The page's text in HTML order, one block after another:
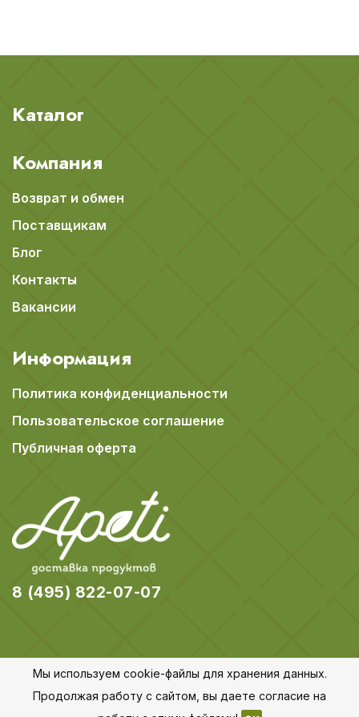
Каталог
Компания
Возврат и обмен
Поставщикам
Блог
Контакты
Вакансии
Информация
Политика конфиденциальности
Пользовательское соглашение
Публичная оферта
8 (495) 822-07-07
© 2018-2026 Apeti.ru,Карта сайта
Мы используем cookie-файлы для хранения данных.
Продолжая работу с сайтом, вы даете согласие на